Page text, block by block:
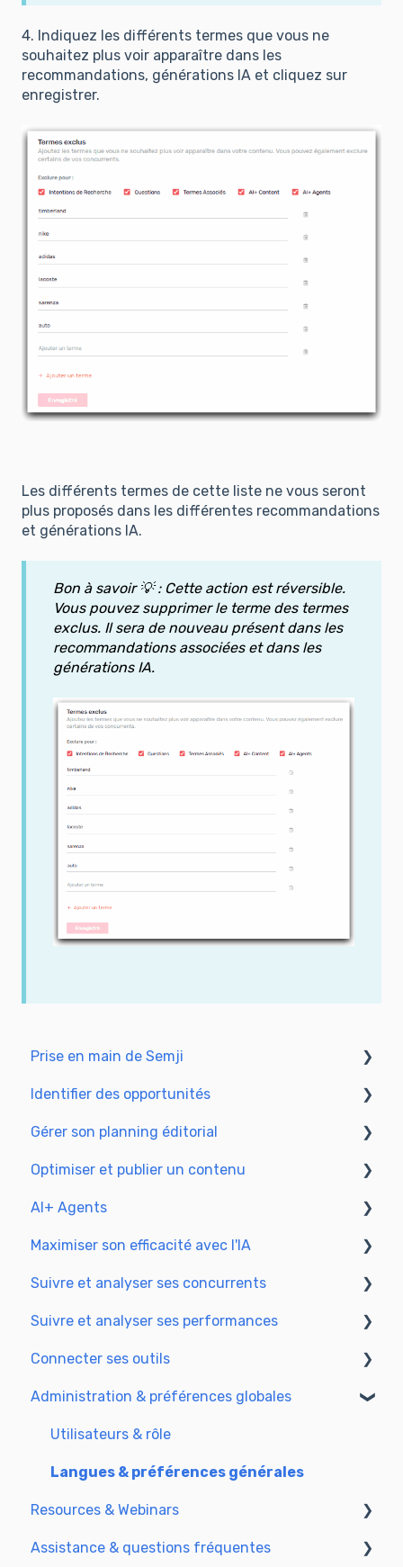
4. Indiquez les différents termes que vous ne
souhaitez plus voir apparaître dans les
recommandations, générations IA et cliquez sur
enregistrer.
Les différents termes de cette liste ne vous seront
plus proposés dans les différentes recommandations
et générations IA.
Bon à savoir 💡 : Cette action est réversible.
Vous pouvez supprimer le terme des termes
exclus. Il sera de nouveau présent dans les
recommandations associées et dans les
générations IA.
Prise en main de Semji
Créer son compte et se connecter
Identifier des opportunités
Identifier des opportunités
Explorer vos pages dans Semji
Gérer son planning éditorial
Adapter le planning à votre mode de
Optimiser et publier un contenu
Préparer & rédiger
Optimiser le SEO
Mettre à jour et publier
Optimiser pour le GEO
AI+ Agents
Prise en main & Guides
Les agents préconfigurés
Cas d'usage avancés
Maximiser son efficacité avec l'IA
Configurer l’environnement IA
Générer du contenu avec l’IA
Suivre et analyser ses concurrents
SEO
GEO
Suivre et analyser ses performances
Comprendre les indicateurs de performance
Piloter vos résultats SEO
Connecter ses outils
SSO & authentification
Connecter Analytics & GSC
Intégration CMS
Semji & votre CMS
Extension Semji
Administration & préférences globales
Utilisateurs & rôle
Langues & préférences générales
Resources & Webinars
Webinar 2025
Assistance & questions fréquentes